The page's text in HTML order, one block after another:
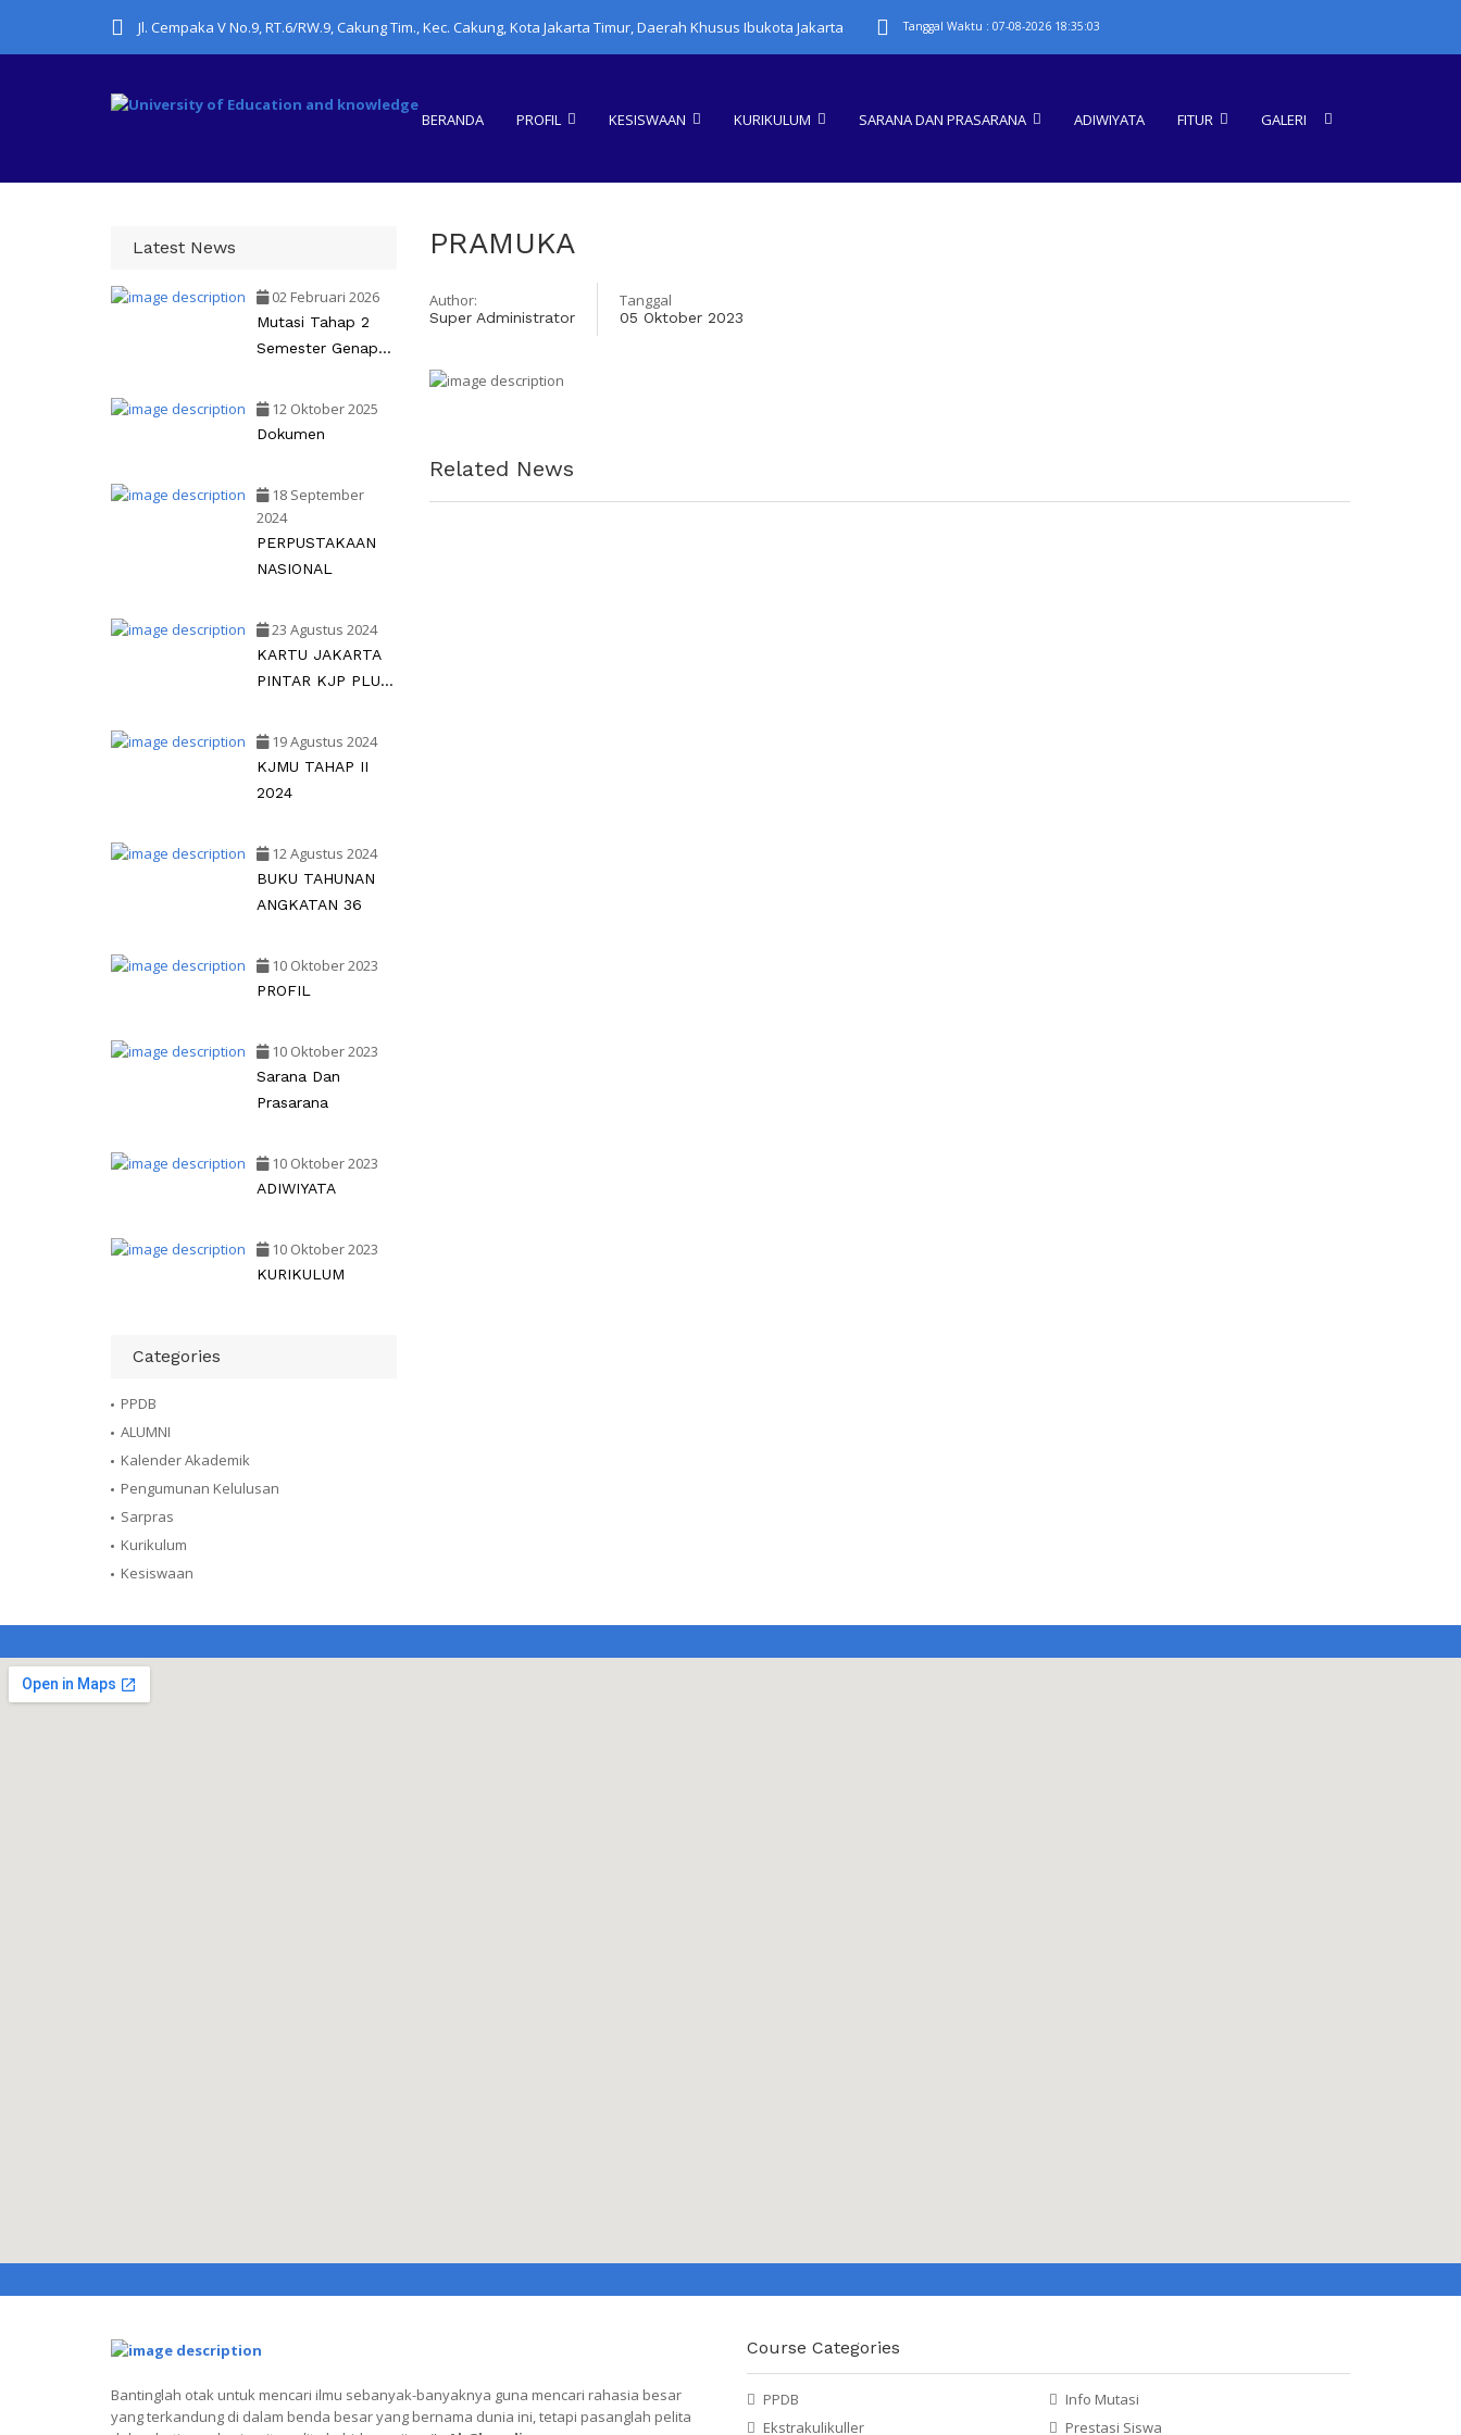
Jl. Cempaka V No.9, RT.6/RW.9, Cakung Tim., Kec. Cakung, Kota Jakarta Timur, Daerah Khusus Ibukota Jakarta Tanggal Waktu : 07-08-2026 18:35:03
BERANDA PROFIL KESISWAAN KURIKULUM SARANA DAN PRASARANA ADIWIYATA FITUR GALERI
PRAMUKA
Author:
Super Administrator
Tanggal
05 Oktober 2023
Related News
Latest News
02 Februari 2026
Mutasi Tahap 2
Semester Genap
12 Oktober 2025
Dokumen
18 September
2024
PERPUSTAKAAN
NASIONAL
23 Agustus 2024
KARTU JAKARTA
PINTAR KJP PLUS
202419 Agustus 2024
KJMU TAHAP II
2024
12 Agustus 2024
BUKU TAHUNAN
ANGKATAN 36
10 Oktober 2023
PROFIL
10 Oktober 2023
Sarana Dan
Prasarana
10 Oktober 2023
ADIWIYATA
10 Oktober 2023
KURIKULUM
Categories
PPDB
ALUMNI
Kalender Akademik
Pengumunan Kelulusan
Sarpras
Kurikulum
Kesiswaan
html embed google
Bantinglah otak untuk mencari ilmu sebanyak-banyaknya guna mencari rahasia besar
yang terkandung di dalam benda besar yang bernama dunia ini, tetapi pasanglah pelita
Course Categories
PPDB
Info Mutasi
Ekstrakulikuller
Prestasi Siswa